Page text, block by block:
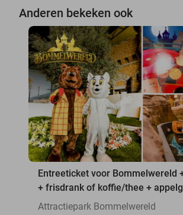
Anderen bekeken ook
Entreeticket voor Bommelwereld
+ frisdrank of koffie/thee +
Attractiepark Bommelwereld